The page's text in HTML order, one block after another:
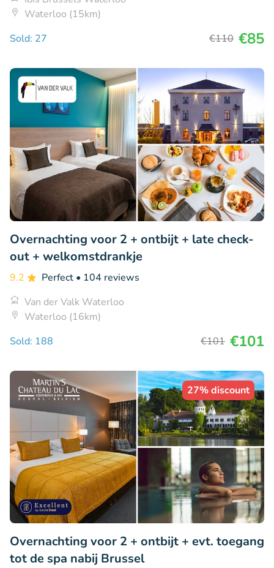
Waterloo (15km)
Sold: 27
€110 €85
Overnachting voor 2 + ontbijt + late check-
out + welkomstdrankje
9.2 Perfect • 104 reviews
Van der Valk Waterloo
Waterloo (16km)
Sold: 188
€101 €101
27% discount
Overnachting voor 2 + ontbijt + evt. toegang
tot de spa nabij Brussel